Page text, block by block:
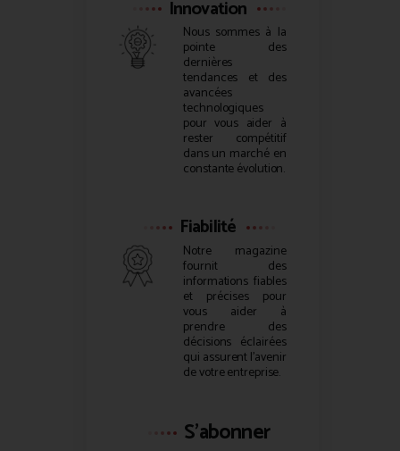
Innovation
Nous sommes à la
pointe des
dernières
tendances et des
avancées
technologiques
pour vous aider à
rester compétitif
dans un marché en
constante évolution.
Fiabilité
Notre magazine
fournit des
informations fiables
et précises pour
vous aider à
prendre des
décisions éclairées
qui assurent l’avenir
de votre entreprise.
S'abonner